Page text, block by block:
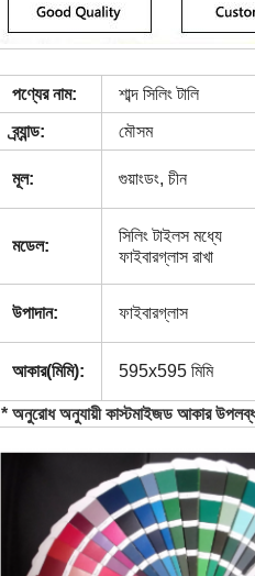
পণ্যের নাম: শাব্দ সিলিং টালি
ব্র্যান্ড:
মৌসম
মূল: গুয়াংডং, চীন
মডেল:
সিলিং টাইলস মধ্যে
ফাইবারগ্লাস রাখা
উপাদান: ফাইবারগ্লাস
আকার(মিমি): 595x595 মিমি
* অনুরোধ অনুযায়ী কাস্টমাইজড আকার